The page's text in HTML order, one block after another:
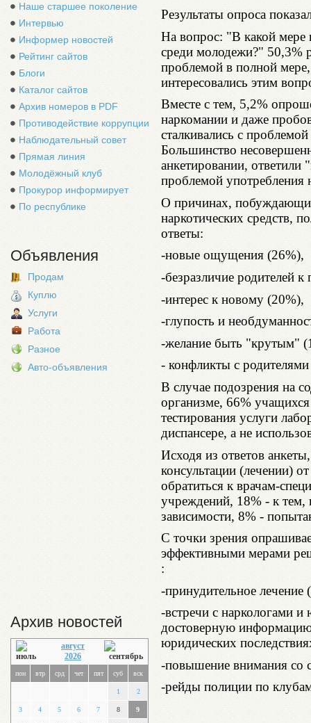
Наше старшее поколение
Интервью
Информер новостей
Рейтинг сайтов
Блоги
Каталог сайтов
Архив номеров в PDF
Противодействие коррупции
Наблюдательный совет
Прямая линия
Молодёжный клуб
Прокурор информирует
По республике
Объявления
Продам
Куплю
Услуги
Работа
Разное
Авто-объявления
Архив новостей
август
2026
пон втр срд чет пят суб вск
1 2
3 4 5 6 7 8 9
Результаты опроса
На вопрос: "В какой
среди молодежи?" 50,3%
проблемой в полной
интересовались этим
Вместе с тем, 5,2%
наркомании и даже
сталкивались с
Большинство
анкетировании, ответили
проблемой употребления
О причинах,
наркотических средств,
ответы:
-новые ощущения (26%),
-безразличие родителей
-интерес к новому (20%),
-глупость и
-желание быть "крутым"
- конфликты с
В случае подозрения на
организме, 66%
тестирования услуги
диспансере, а не
Исходя из ответов
консультации (лечении)
обратиться к врачам-
учреждений, 18% - к тем,
зависимости, 8% -
С точки зрения
эффективными мерами
:
-принудительное лечение
-встречи с наркологами
достоверную
юридических
-повышение внимания со
-рейды полиции по